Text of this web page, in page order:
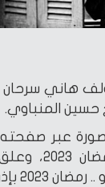
هاني سرحان
حسين المنباوي.
عبر
الذي يعرض
بإذن الله”.